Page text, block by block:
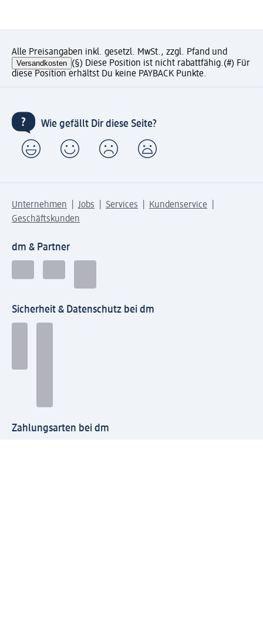
Alle Preisangaben inkl. gesetzl. MwSt., zzgl. Pfand und
Versandkosten (§) Diese Position ist nicht rabattfähig.(#) Für
diese Position erhältst Du keine PAYBACK Punkte.
Wie gefällt Dir diese Seite?
Unternehmen Jobs Services
Kundenservice
Geschäftskunden
dm & Partner
Sicherheit & Datenschutz bei dm
Zahlungsarten bei dm